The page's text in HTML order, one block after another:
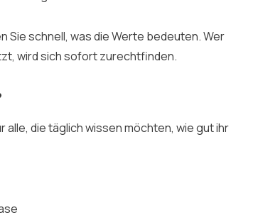
Sie schnell, was die Werte bedeuten. Wer
wird sich sofort zurechtfinden.
alle, die täglich wissen möchten, wie gut ihr